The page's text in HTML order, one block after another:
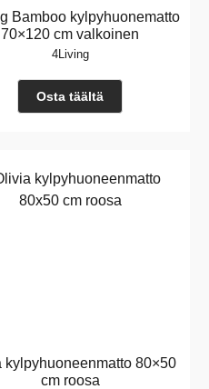
Bamboo kylpyhuonematto
70×120 cm valkoinen
4Living
Osta täältä
kylpyhuoneenmatto 80×50
cm roosa